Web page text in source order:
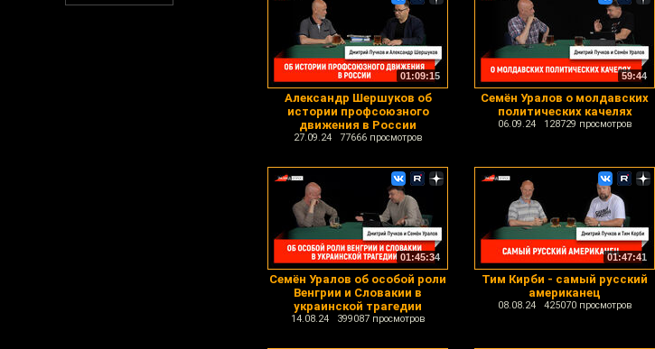
01:09:15
Александр Шершуков об
истории профсоюзного
движения в России
27.09.24 77666 просмотров
59:44
Семён Уралов о молдавских
политических качелях
06.09.24 128729 просмотров
01:45:34
Семён Уралов об особой роли
Венгрии и Словакии в
украинской трагедии
14.08.24 399087 просмотров
01:47:41
Тим Кирби - самый русский
американец
08.08.24 425070 просмотров